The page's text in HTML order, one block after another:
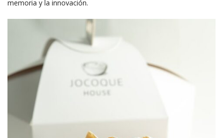
memoria y la innovación.